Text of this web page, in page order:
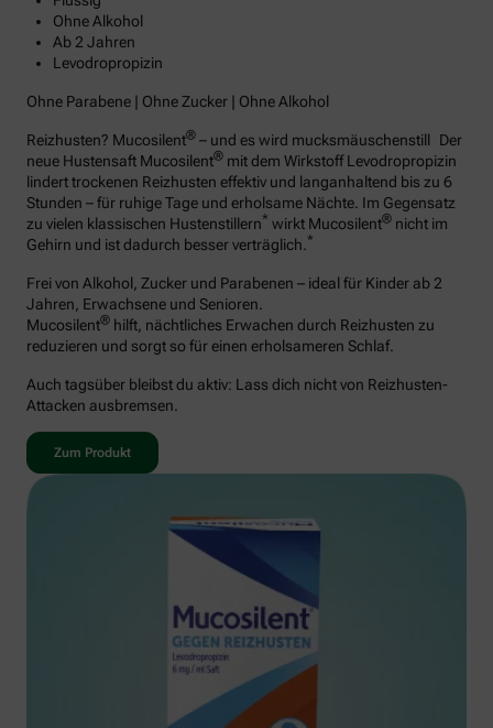
Ohne Alkohol
Ab 2 Jahren
Levodropropizin
Ohne Parabene | Ohne Zucker | Ohne Alkohol
Reizhusten? Mucosilent® – und es wird mucksmäuschenstill Der
neue Hustensaft Mucosilent® mit dem Wirkstoff Levodropropizin
lindert trockenen Reizhusten effektiv und langanhaltend bis zu 6
Stunden – für ruhige Tage und erholsame Nächte. Im Gegensatz
zu vielen klassischen Hustenstillern* wirkt Mucosilent® nicht im
Gehirn und ist dadurch besser verträglich. *
Frei von Alkohol, Zucker und Parabenen – ideal für Kinder ab 2
Jahren, Erwachsene und Senioren.
Mucosilent® hilft, nächtliches Erwachen durch Reizhusten zu
reduzieren und sorgt so für einen erholsameren Schlaf.
Auch tagsüber bleibst du aktiv: Lass dich nicht von Reizhusten-
Attacken ausbremsen.
Zum Produkt